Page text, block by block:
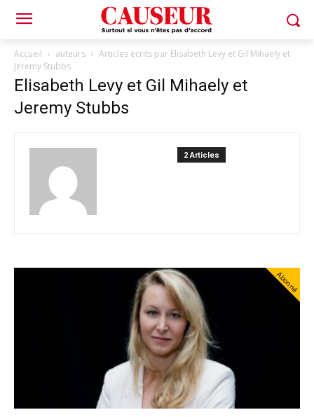
Accueil auteurs
Articles écrits par Elisabeth Levy et Gil Mihaely et
Jeremy Stubbs
Elisabeth Levy et Gil Mihaely et
Jeremy Stubbs
2 Articles
Abonné